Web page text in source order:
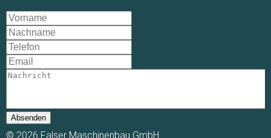
Absenden
© 2026 Falser Maschinenbau GmbH